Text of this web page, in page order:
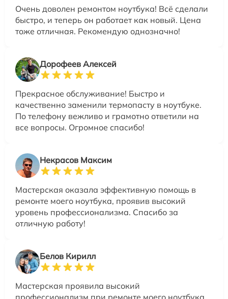
Очень доволен ремонтом ноутбука! Всё сделали
быстро, и теперь он работает как новый. Цена
тоже отличная. Рекомендую однозначно!
Дорофеев Алексей
Прекрасное обслуживание! Быстро и
качественно заменили термопасту в ноутбуке.
По телефону вежливо и грамотно ответили на
все вопросы. Огромное спасибо!
Некрасов Максим
Мастерская оказала эффективную помощь в
ремонте моего ноутбука, проявив высокий
уровень профессионализма. Спасибо за
отличную работу!
Белов Кирилл
Мастерская проявила высокий
профессионализм при ремонте моего ноутбука,